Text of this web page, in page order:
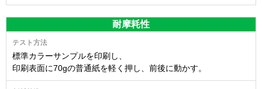
耐摩耗性
標準カラーサンプルを印刷し、
印刷表面に70gの普通紙を軽く押し、前後に動かす。